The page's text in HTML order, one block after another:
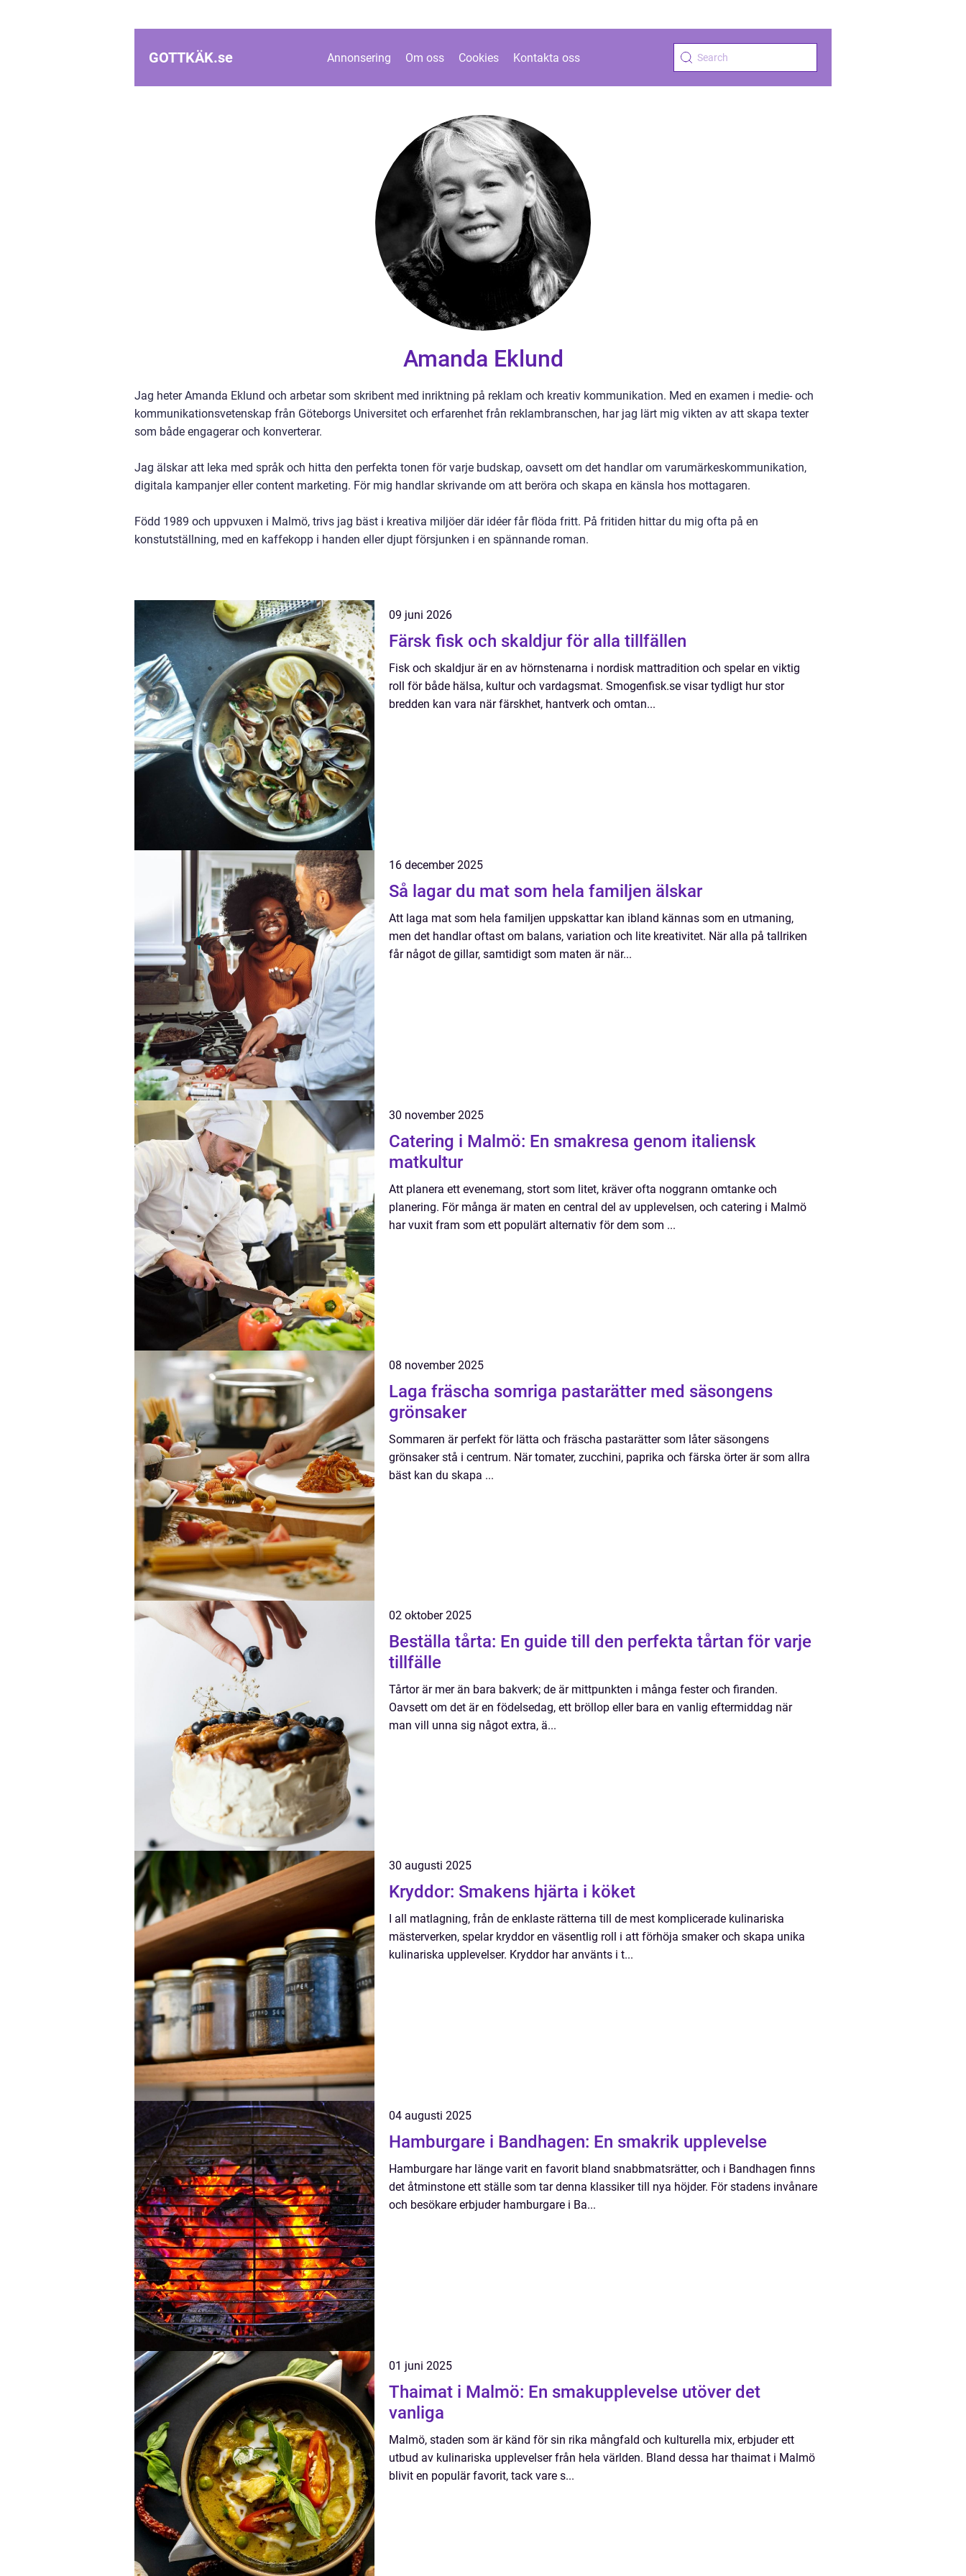
GOTTKÄK.se Annonsering Om oss Cookies Kontakta oss
Amanda Eklund
Jag heter Amanda Eklund och arbetar som skribent med inriktning på reklam och kreativ kommunikation. Med en examen i medie- och
kommunikationsvetenskap från Göteborgs Universitet och erfarenhet från reklambranschen, har jag lärt mig vikten av att skapa texter
som både engagerar och konverterar.
Jag älskar att leka med språk och hitta den perfekta tonen för varje budskap, oavsett om det handlar om varumärkeskommunikation,
digitala kampanjer eller content marketing. För mig handlar skrivande om att beröra och skapa en känsla hos mottagaren.
Född 1989 och uppvuxen i Malmö, trivs jag bäst i kreativa miljöer där idéer får flöda fritt. På fritiden hittar du mig ofta på en
konstutställning, med en kaffekopp i handen eller djupt försjunken i en spännande roman.
09 juni 2026
Färsk fisk och skaldjur för alla tillfällen
Fisk och skaldjur är en av hörnstenarna i nordisk mattradition och spelar en viktig
roll för både hälsa, kultur och vardagsmat. Smogenfisk.se visar tydligt hur stor
bredden kan vara när färskhet, hantverk och omtan...
16 december 2025
Så lagar du mat som hela familjen älskar
Att laga mat som hela familjen uppskattar kan ibland kännas som en utmaning,
men det handlar oftast om balans, variation och lite kreativitet. När alla på tallriken
får något de gillar, samtidigt som maten är när...
30 november 2025
Catering i Malmö: En smakresa genom italiensk
matkultur
Att planera ett evenemang, stort som litet, kräver ofta noggrann omtanke och
planering. För många är maten en central del av upplevelsen, och catering i Malmö
har vuxit fram som ett populärt alternativ för dem som ...
08 november 2025
Laga fräscha somriga pastarätter med säsongens
grönsaker
Sommaren är perfekt för lätta och fräscha pastarätter som låter säsongens
grönsaker stå i centrum. När tomater, zucchini, paprika och färska örter är som allra
bäst kan du skapa ...
02 oktober 2025
Beställa tårta: En guide till den perfekta tårtan för varje
tillfälle
Tårtor är mer än bara bakverk; de är mittpunkten i många fester och firanden.
Oavsett om det är en födelsedag, ett bröllop eller bara en vanlig eftermiddag när
man vill unna sig något extra, ä...
30 augusti 2025
Kryddor: Smakens hjärta i köket
I all matlagning, från de enklaste rätterna till de mest komplicerade kulinariska
mästerverken, spelar kryddor en väsentlig roll i att förhöja smaker och skapa unika
kulinariska upplevelser. Kryddor har använts i t...
04 augusti 2025
Hamburgare i Bandhagen: En smakrik upplevelse
Hamburgare har länge varit en favorit bland snabbmatsrätter, och i Bandhagen finns
det åtminstone ett ställe som tar denna klassiker till nya höjder. För stadens invånare
och besökare erbjuder hamburgare i Ba...
01 juni 2025
Thaimat i Malmö: En smakupplevelse utöver det
vanliga
Malmö, staden som är känd för sin rika mångfald och kulturella mix, erbjuder ett
utbud av kulinariska upplevelser från hela världen. Bland dessa har thaimat i Malmö
blivit en populär favorit, tack vare s...